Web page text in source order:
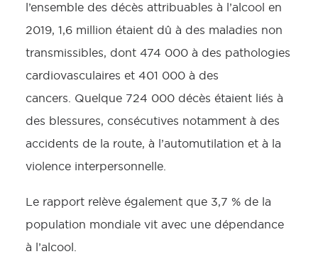
l’ensemble des décès attribuables à l’alcool en
2019, 1,6 million étaient dû à des maladies non
transmissibles, dont 474 000 à des pathologies
cardiovasculaires et 401 000 à des
cancers. Quelque 724 000 décès étaient liés à
des blessures, consécutives notamment à des
accidents de la route, à l’automutilation et à la
violence interpersonnelle.
Le rapport relève également que 3,7 % de la
population mondiale vit avec une dépendance
à l’alcool.